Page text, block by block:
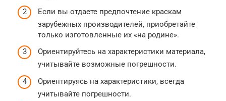
Если вы отдаете предпочтение краскам
зарубежных производителей, приобретайте
только изготовленные их «на родине».
Ориентируйтесь на характеристики материала,
учитывайте возможные погрешности.
Ориентируясь на характеристики, всегда
учитывайте погрешности.